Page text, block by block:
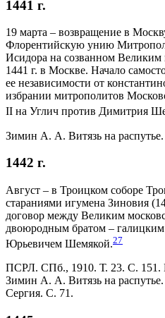
1441 г.
19 марта – возвращение в
Флорентийскую унию
Исидора на созванном
1441 г. в Москве. Начало
ее независимости от
избрании митрополитов
II на Углич против Димитрия
Зимин А. А. Витязь на
1442 г.
Август – в Троицком соборе
стараниями игумена Зиновия
договор между Великим
двоюродным братом –
Юрьевичем Шемякой.27
ПСРЛ. СПб., 1910. Т. 23. С. 151.
Зимин А. А. Витязь на
Сергия. С. 71.